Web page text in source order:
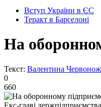
Вступ України в ЄС
Теракт в Барселоні
На
Текст: Валентина
0
660
Екс-главі